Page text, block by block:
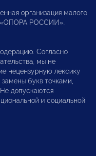
организация малого
«ОПОРА РОССИИ».
Согласно
мы не
нецензурную лексику
букв точками,
допускаются
и социальной